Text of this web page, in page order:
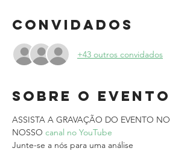
Convidados
+43 outros convidados
Sobre o evento
ASSISTA A GRAVAÇÃO DO EVENTO NO
NOSSO canal no YouTube
Junte-se a nós para uma análise